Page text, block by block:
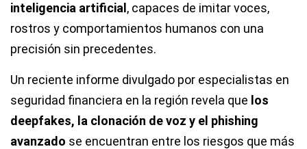
inteligencia artificial , capaces de imitar voces,
rostros y comportamientos humanos con una
precisión sin precedentes.
Un reciente informe divulgado por especialistas en
seguridad financiera en la región revela que los
deepfakes, la clonación de voz y el phishing
avanzado se encuentran entre los riesgos que más